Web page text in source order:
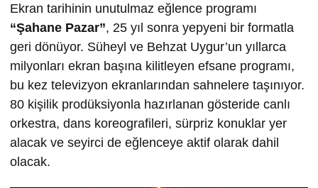
Ekran tarihinin unutulmaz eğlence programı
“Şahane Pazar”, 25 yıl sonra yepyeni bir formatla
geri dönüyor. Süheyl ve Behzat Uygur’un yıllarca
milyonları ekran başına kilitleyen efsane programı,
bu kez televizyon ekranlarından sahnelere taşınıyor.
80 kişilik prodüksiyonla hazırlanan gösteride canlı
orkestra, dans koreografileri, sürpriz konuklar yer
alacak ve seyirci de eğlenceye aktif olarak dahil
olacak.